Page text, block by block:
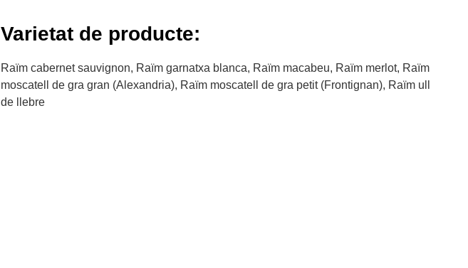
Varietat de producte:
Raïm cabernet sauvignon, Raïm garnatxa blanca, Raïm macabeu, Raïm merlot, Raïm
moscatell de gra gran (Alexandria), Raïm moscatell de gra petit (Frontignan), Raïm ull
de llebre